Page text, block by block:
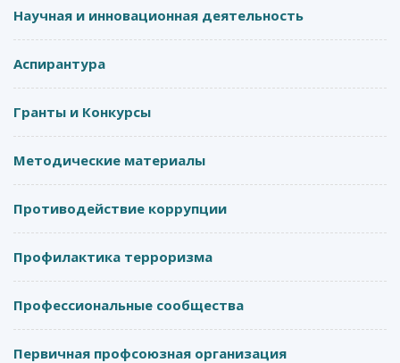
Научная и инновационная деятельность
Аспирантура
Гранты и Конкурсы
Методические материалы
Противодействие коррупции
Профилактика терроризма
Профессиональные сообщества
Первичная профсоюзная организация